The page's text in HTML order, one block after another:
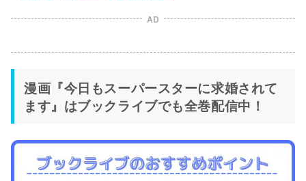
AD
漫画『今日もスーパースターに求婚されて
ます』はブックライブでも全巻配信中！